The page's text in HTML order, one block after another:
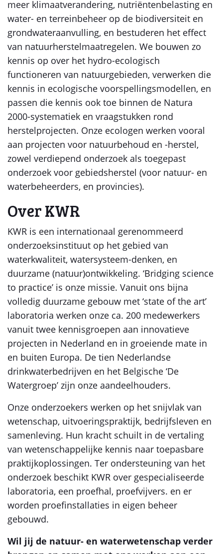
meer klimaatverandering, nutriëntenbelasting en
water- en terreinbeheer op de biodiversiteit en
grondwateraanvulling, en bestuderen het effect
van natuurherstelmaatregelen. We bouwen zo
kennis op over het hydro-ecologisch
functioneren van natuurgebieden, verwerken die
kennis in ecologische voorspellingsmodellen, en
passen die kennis ook toe binnen de Natura
2000-systematiek en vraagstukken rond
herstelprojecten. Onze ecologen werken vooral
aan projecten voor natuurbehoud en -herstel,
zowel verdiepend onderzoek als toegepast
onderzoek voor gebiedsherstel (voor natuur- en
waterbeheerders, en provincies).
Over KWR
KWR is een internationaal gerenommeerd
onderzoeksinstituut op het gebied van
waterkwaliteit, watersysteem-denken, en
duurzame (natuur)ontwikkeling. ‘Bridging science
to practice’ is onze missie. Vanuit ons bijna
volledig duurzame gebouw met ‘state of the art’
laboratoria werken onze ca. 200 medewerkers
vanuit twee kennisgroepen aan innovatieve
projecten in Nederland en in groeiende mate in
en buiten Europa. De tien Nederlandse
drinkwaterbedrijven en het Belgische ‘De
Watergroep’ zijn onze aandeelhouders.
Onze onderzoekers werken op het snijvlak van
wetenschap, uitvoeringspraktijk, bedrijfsleven en
samenleving. Hun kracht schuilt in de vertaling
van wetenschappelijke kennis naar toepasbare
praktijkoplossingen. Ter ondersteuning van het
onderzoek beschikt KWR over gespecialiseerde
laboratoria, een proefhal, proefvijvers. en er
worden proefinstallaties in eigen beheer
gebouwd.
Wil jij de natuur- en waterwetenschap verder